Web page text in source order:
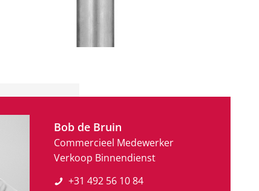
Bob de Bruin
Commercieel Medewerker
Verkoop Binnendienst
+31 492 56 10 84